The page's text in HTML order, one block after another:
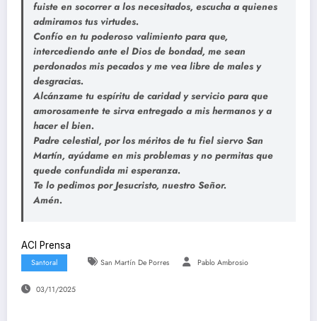
fuiste en socorrer a los necesitados, escucha a quienes
admiramos tus virtudes.
Confío en tu poderoso valimiento para que,
intercediendo ante el Dios de bondad, me sean
perdonados mis pecados y me vea libre de males y
desgracias.
Alcánzame tu espíritu de caridad y servicio para que
amorosamente te sirva entregado a mis hermanos y a
hacer el bien.
Padre celestial, por los méritos de tu fiel siervo San
Martín, ayúdame en mis problemas y no permitas que
quede confundida mi esperanza.
Te lo pedimos por Jesucristo, nuestro Señor.
Amén.
ACI Prensa
Santoral San Martín De Porres Pablo Ambrosio
03/11/2025